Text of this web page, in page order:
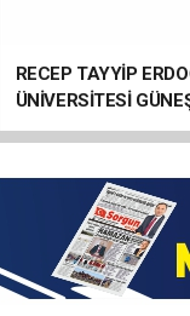
RECEP TAYYİP
ÜNİVERSİTESİ
SANTRALİ (GES)